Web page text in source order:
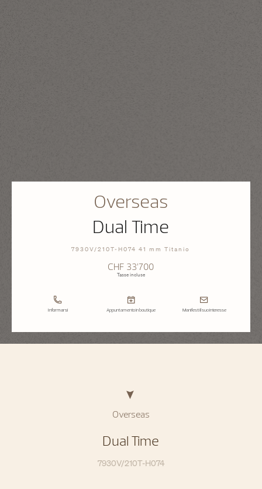
Overseas
Dual Time
7930V/210T-H074 41 mm Titanio
CHF 33’700
Tasse incluse
Informarsi Appuntamento in boutique Manifesti il suo interesse
Overseas
Dual Time
7930V/210T-H074